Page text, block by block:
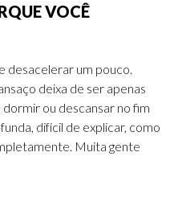
VOCÊ
desacelerar um pouco.
deixa de ser apenas
ou descansar no fim
difícil de explicar, como
Muita gente